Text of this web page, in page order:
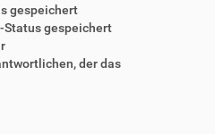
gespeichert
Status gespeichert
der das